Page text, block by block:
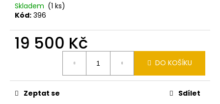
Skladem (1 ks)
Kód: 396
19 500 Kč
DO KOŠÍKU
Zeptat se Sdílet
e
e
20X24X10CM
PATINA
DB